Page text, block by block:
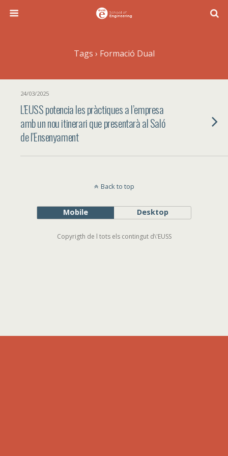
Tags › Formació Dual
24/03/2025
L’EUSS potencia les pràctiques a l’empresa
amb un nou itinerari que presentarà al Saló
de l’Ensenyament
Back to top
Mobile Desktop
Copyrigth de l tots els contingut d\'EUSS